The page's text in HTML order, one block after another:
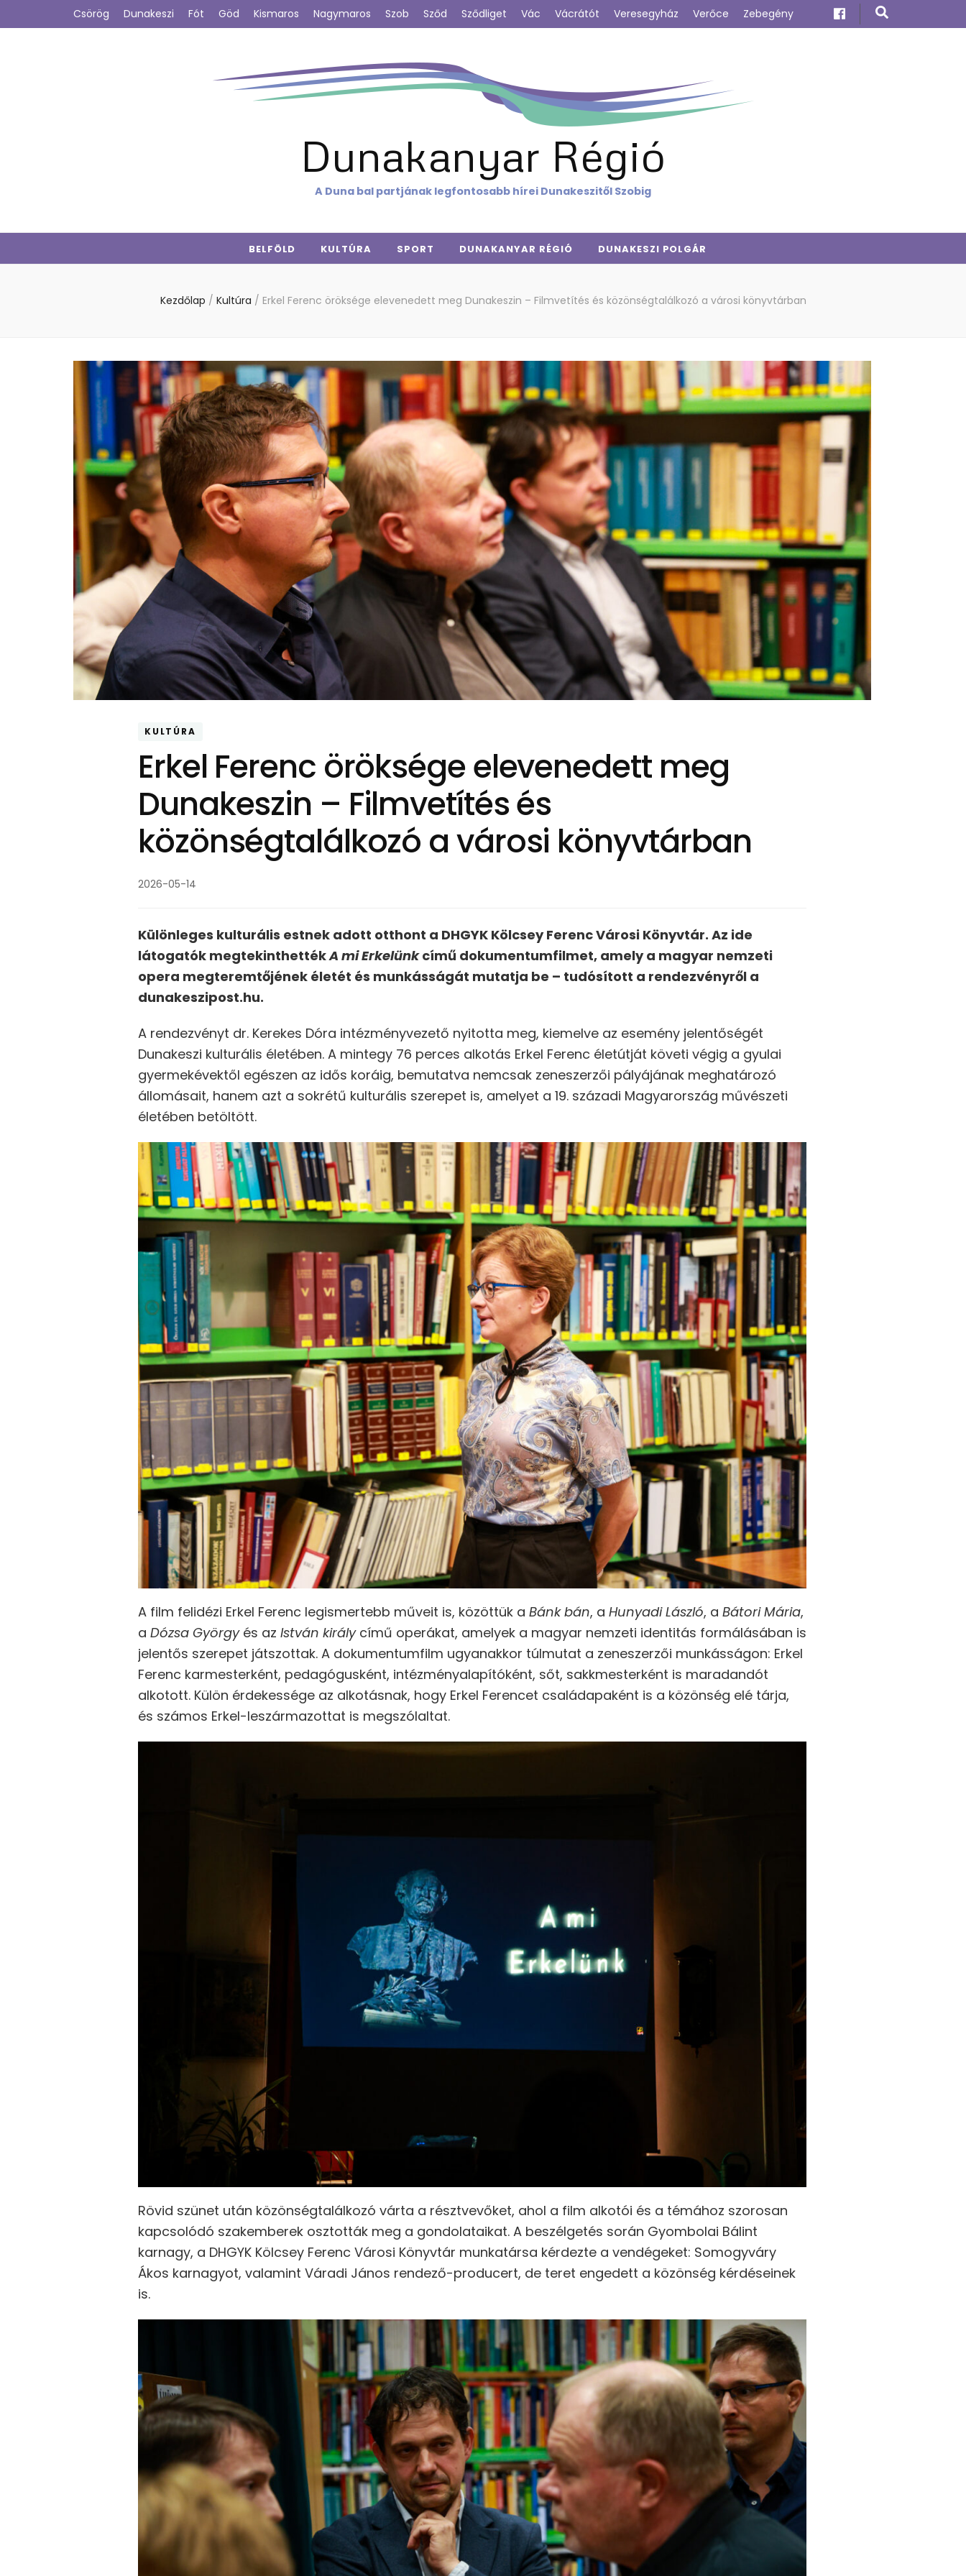
Csörög Dunakeszi Fót Göd Kismaros Nagymaros Szob Sződ Sződliget Vác Vácrátót Veresegyház Verőce Zebegény
Dunakanyar Régió
A Duna bal partjának legfontosabb hírei Dunakeszitől Szobig
BELFÖLD KULTÚRA SPORT DUNAKANYAR RÉGIÓ DUNAKESZI POLGÁR
Kezdőlap / Kultúra / Erkel Ferenc öröksége elevenedett meg Dunakeszin – Filmvetítés és közönségtalálkozó a városi könyvtárban
KULTÚRA
Erkel Ferenc öröksége elevenedett meg
Dunakeszin – Filmvetítés és
közönségtalálkozó a városi könyvtárban
2026-05-14
Különleges kulturális estnek adott otthont a DHGYK Kölcsey Ferenc Városi Könyvtár. Az ide
látogatók megtekinthettékA mi Erkelünkcímű dokumentumfilmet, amely a magyar nemzeti
opera megteremtőjének életét és munkásságát mutatja be – tudósított a rendezvényről a
dunakeszipost.hu.
A rendezvényt dr. Kerekes Dóra intézményvezető nyitotta meg, kiemelve az esemény jelentőségét
Dunakeszi kulturális életében. A mintegy 76 perces alkotás Erkel Ferenc életútját követi végig a gyulai
gyermekévektől egészen az idős koráig, bemutatva nemcsak zeneszerzői pályájának meghatározó
állomásait, hanem azt a sokrétű kulturális szerepet is, amelyet a 19. századi Magyarország művészeti
életében betöltött.
A film felidézi Erkel Ferenc legismertebb műveit is, közöttük a Bánk bán, a Hunyadi László, a Bátori Mária,
a Dózsa Györgyés az István királycímű operákat, amelyek a magyar nemzeti identitás formálásában is
jelentős szerepet játszottak. A dokumentumfilm ugyanakkor túlmutat a zeneszerzői munkásságon: Erkel
Ferenc karmesterként, pedagógusként, intézményalapítóként, sőt, sakkmesterként is maradandót
alkotott. Külön érdekessége az alkotásnak, hogy Erkel Ferencet családapaként is a közönség elé tárja,
és számos Erkel-leszármazottat is megszólaltat.
Rövid szünet után közönségtalálkozó várta a résztvevőket, ahol a film alkotói és a témához szorosan
kapcsolódó szakemberek osztották meg a gondolataikat. A beszélgetés során Gyombolai Bálint
karnagy, a DHGYK Kölcsey Ferenc Városi Könyvtár munkatársa kérdezte a vendégeket: Somogyváry
Ákos karnagyot, valamint Váradi János rendező-producert, de teret engedett a közönség kérdéseinek
is.